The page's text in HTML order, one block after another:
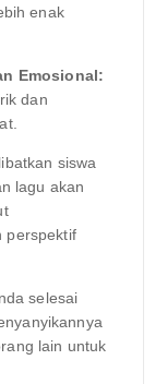
enak
Emosional:
dan
siswa
lagu akan
perspektif
selesai
lain untuk